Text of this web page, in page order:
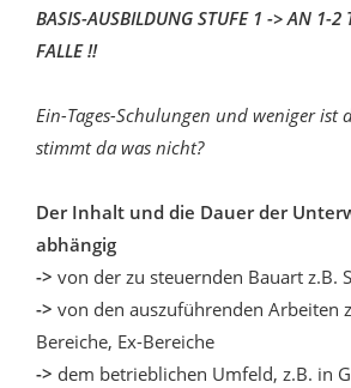
BASIS-AUSBILDUNG STUFE 1 -> AN 1-2
FALLE !!
Ein-Tages-Schulungen und weniger ist
stimmt da was nicht?
Der Inhalt und die Dauer der
abhängig
-> von der zu steuernden Bauart z.B.
-> von den auszuführenden Arbeiten
Bereiche, Ex-Bereiche
-> dem betrieblichen Umfeld, z.B. in